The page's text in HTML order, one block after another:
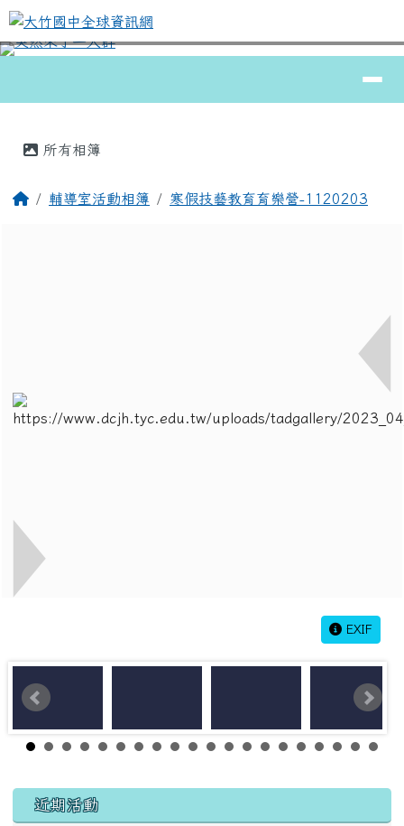
跳至主內容區
大竹國中全球資訊網
⏸
所有相簿
回首頁輔導室活動相簿 寒假技藝教育育樂營-1120203
EXIF
左邊區域內容
近期活動